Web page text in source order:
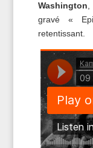
Washington
gravé «
retentissant.